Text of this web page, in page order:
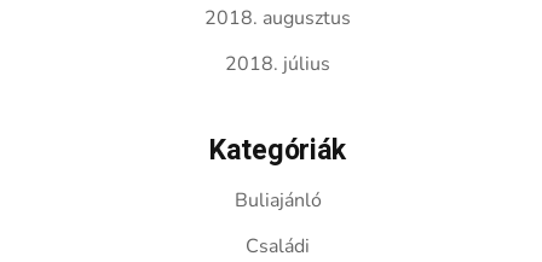
2018. augusztus
2018. július
Kategóriák
Buliajánló
Családi